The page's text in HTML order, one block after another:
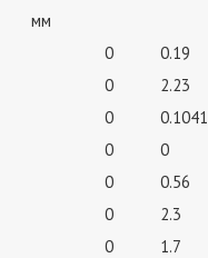
мм
0
0.19
0
2.23
0
0.1041
0
0
0
0.56
0
2.3
0
1.7